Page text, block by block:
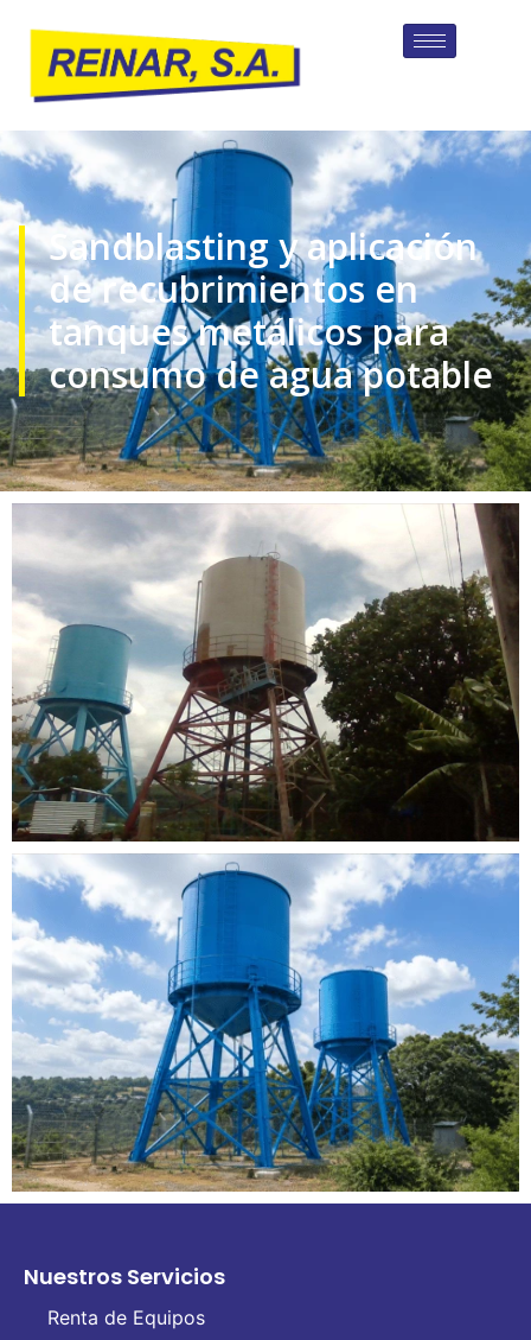
Sandblasting y aplicación
de recubrimientos en
tanques metálicos para
consumo de agua potable
Nuestros Servicios
Renta de Equipos